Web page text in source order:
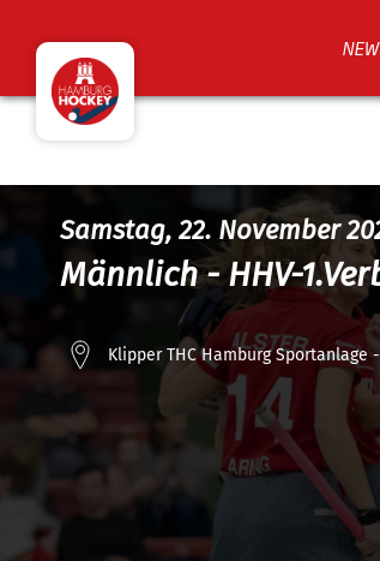
Samstag, 22. November
Männlich - HHV-
Klipper THC Hamburg Sportanlage